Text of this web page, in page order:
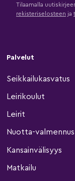
Tilaamalla
rekisteriselosteen ja
Palvelut
Seikkailukasvatus
Leirikoulut
Leirit
Nuotta-valmennus
Kansainvälisyys
Matkailu